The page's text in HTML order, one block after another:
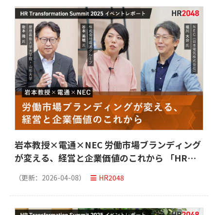
岩本教授×電通×NEC 労働市場ブランディング
が変える、経営と企業価値のこれから 「HR
ポート
（更新： 2026-04-08） HR2048